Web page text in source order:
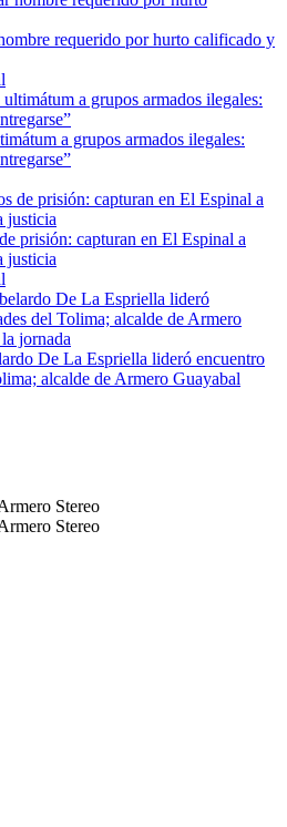
requerido por hurto calificado y
a grupos armados ilegales:
prisión: capturan en El Espinal a
justicia
De La Espriella lideró encuentro
alcalde de Armero Guayabal